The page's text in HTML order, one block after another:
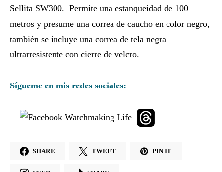
Sellita SW300. Permite una estanqueidad de 100
metros y presume una correa de caucho en color negro,
también se incluye una correa de tela negra
ultrarresistente con cierre de velcro.
Sígueme en mis redes sociales:
SHARE TWEET PIN IT